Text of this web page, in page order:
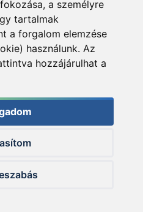
a személyre
tartalmak
a forgalom elemzése
használunk. Az
hozzájárulhat a